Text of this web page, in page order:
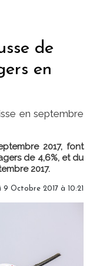
de
en
en septembre
2017, font
de 4,6%, et du
2017.
9 Octobre 2017 à 10:21